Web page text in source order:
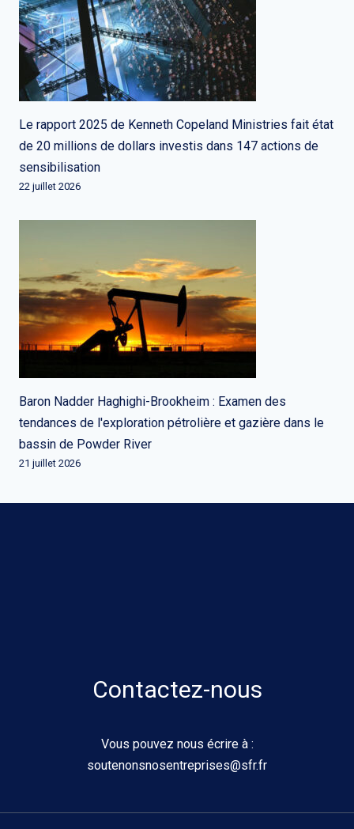
Le rapport 2025 de Kenneth Copeland Ministries fait état
de 20 millions de dollars investis dans 147 actions de
sensibilisation
22 juillet 2026
Baron Nadder Haghighi-Brookheim : Examen des
tendances de l'exploration pétrolière et gazière dans le
bassin de Powder River
21 juillet 2026
Contactez-nous
Vous pouvez nous écrire à :
soutenonsnosentreprises@sfr.fr